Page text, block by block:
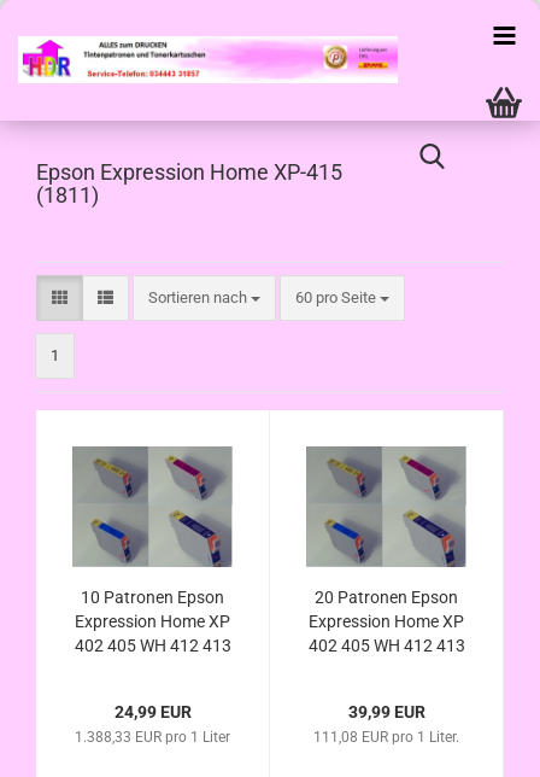
Epson Expression Home XP-415
(1811)
Sortieren nach
Sortieren nach 60 pro Seite
pro Seite
1
10 Patronen Epson
Expression Home XP
402 405 WH 412 413
T1812 T1813 T1814
T1801 - T1804
24,99 EUR
1.388,33 EUR pro 1 Liter
20 Patronen Epson
Expression Home XP
402 405 WH 412 413
T1812 T1813 T1814
T1801 - T1804
39,99 EUR
111,08 EUR pro 1 Liter.